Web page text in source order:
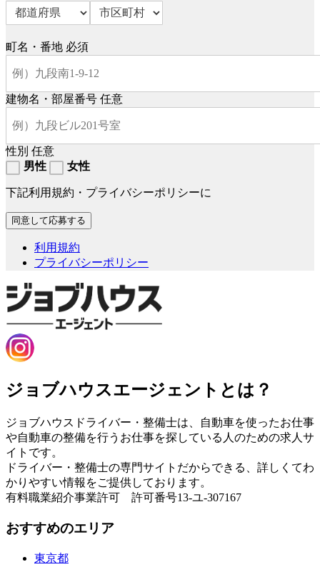
町名・番地 必須
建物名・部屋番号 任意
性別 任意
男性
女性
下記利用規約・プライバシーポリシーに
利用規約
プライバシーポリシー
ジョブハウスエージェントとは？
ジョブハウスドライバー・整備士は、自動車を使ったお仕事
や自動車の整備を行うお仕事を探している人のための求人サ
イトです。
ドライバー・整備士の専門サイトだからできる、詳しくてわ
かりやすい情報をご提供しております。
有料職業紹介事業許可 許可番号13-ユ-307167
おすすめのエリア
東京都